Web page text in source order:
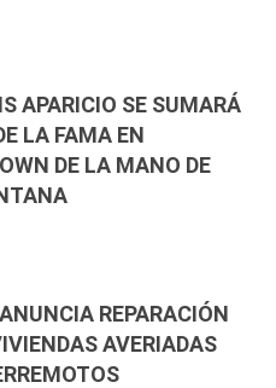
APARICIO SE SUMARÁ
LA FAMA EN
DE LA MANO DE
REPARACIÓN
AVERIADAS